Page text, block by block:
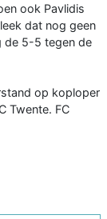
ook Pavlidis
dat nog geen
de 5-5 tegen de
op koploper
Twente. FC